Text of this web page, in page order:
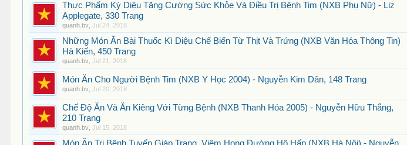
Thực Phẩm Kỳ Diệu Tăng Cường Sức Khỏe Và Điều Trị Bệnh Tim (NXB Phụ Nữ) - Liz
Applegate, 330 Trang
quanh.bv ,Jul 24, 2018
Những Món Ăn Bài Thuốc Kì Diệu Chế Biến Từ Thịt Và Trứng (NXB Văn Hóa Thông Tin)
Hà Kiến, 450 Trang
quanh.bv ,Jul 21, 2018
Món Ăn Cho Người Bệnh Tim (NXB Y Học 2004) - Nguyễn Kim Dân, 148 Trang
quanh.bv ,Jul 20, 2018
Chế Độ Ăn Và Ăn Kiêng Với Từng Bệnh (NXB Thanh Hóa 2005) - Nguyễn Hữu Thắng,
210 Trang
quanh.bv ,Jul 15, 2018